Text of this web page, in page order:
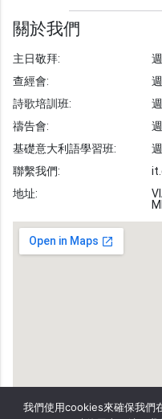
光明週刊
敬拜詩歌
教會事工
關於我們
主日敬拜:
查經會:
詩歌培訓班:
禱告會:
基礎意大利語學習班:
聯繫我們:
地址:
我們使用cookies來確保我們